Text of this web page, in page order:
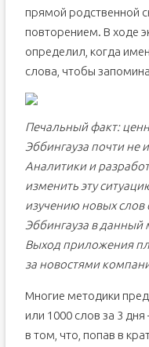
прямой родственной
повторением. В ходе
определил, когда
слова, чтобы
Печальный факт:
Эббингауза почти не
Аналитики и
изменить эту
изучению новых слов
Эббингауза в данный
Выход приложения
за новостями
Многие методики
или 1000 слов за 3
в том, что, попав в